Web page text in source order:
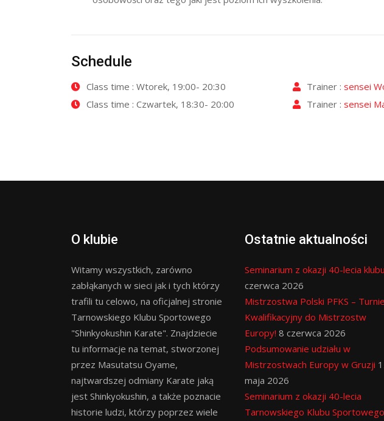
Schedule
Class time : Wtorek, 19:00- 20:30 Trainer : sensei
Class time : Czwartek, 18:30- 20:00
Trainer : sensei
O klubie
Witamy wszystkich, zarówno
zabłąkanych w sieci jak i tych którzy
trafili tu celowo, na oficjalnej stronie
Tarnowskiego Klubu Sportowego
"Shinkyokushin Karate". Znajdziecie
tu informacje na temat, stworzonej
przez Masutatsu Oyame,
najtwardszej odmiany Karate jaką
jest Shinkyokushin, a także poznacie
historie ludzi, którzy poprzez wiele
Ostatnie aktualności
Seminarium z okazji 40-lecia klubu
czerwca 2026
Mistrzostwa Polski PFKS –
Kwalifikacyjny do Mistrzostw
Europy! 8 czerwca 2026
Podsumowanie udziału w
Mistrzostwach Europy w Gruzji
maja 2026
Seminarium z okazji 40-lecia
Tarnowskiego Klubu Sportowego